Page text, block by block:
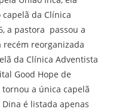
da Clínica
a pastora passou a
reorganizada
da Clínica Adventista
Good Hope de
tornou a única capelã
Dina é listada apenas